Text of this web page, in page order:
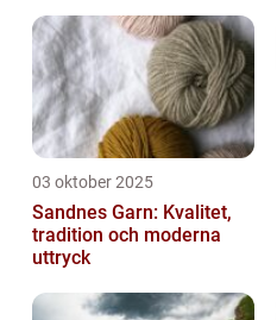
03 oktober 2025
Sandnes Garn: Kvalitet,
tradition och moderna
uttryck